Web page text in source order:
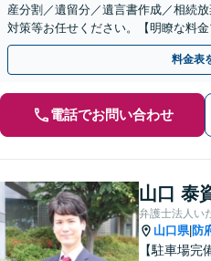
産分割／遺留分／遺言書作成／相続
対策等お任せください。【明瞭な料
話相談可】
料金表
電話でお問い合わせ
山口 泰
弁護士法人い
山口県| 防
【駐車場完